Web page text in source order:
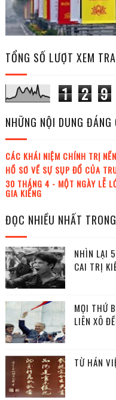
TỔNG SỐ LƯỢT XEM
1 2 9
NHỮNG NỘI DUNG ĐÁNG
CÁC KHÁI NIỆM CHÍNH TRỊ
HỒ SƠ VỀ SỰ SỤP ĐỔ CỦA
30 THÁNG 4 - MỘT NGÀY LỄ
GIA KIỂNG
ĐỌC NHIỀU NHẤT
NHÌN LẠI
CAI TRỊ
MỌI THỨ
LIÊN XÔ
TỪ HÁN